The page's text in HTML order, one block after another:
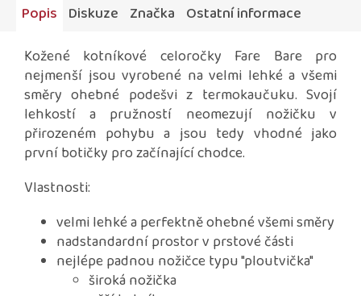
Popis Diskuze Značka Ostatní informace
Kožené kotníkové celoročky Fare Bare pro
nejmenší jsou vyrobené na velmi lehké a všemi
směry ohebné podešvi z termokaučuku. Svojí
lehkostí a pružností neomezují nožičku v
přirozeném pohybu a jsou tedy vhodné jako
první botičky pro začínající chodce.
Vlastnosti:
velmi lehké a perfektně ohebné všemi směry
nadstandardní prostor v prstové části
nejlépe padnou nožičce typu "ploutvička"
široká nožička